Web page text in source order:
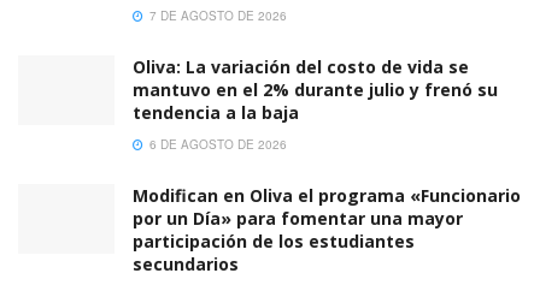
7 DE AGOSTO DE 2026
Oliva: La variación del costo de vida se
mantuvo en el 2% durante julio y frenó su
tendencia a la baja
6 DE AGOSTO DE 2026
Modifican en Oliva el programa «Funcionario
por un Día» para fomentar una mayor
participación de los estudiantes
secundarios